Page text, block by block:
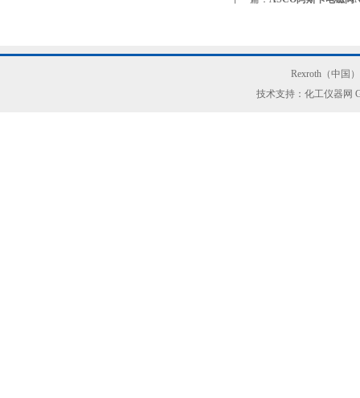
Rexroth（中国
技术支持：化工仪器网